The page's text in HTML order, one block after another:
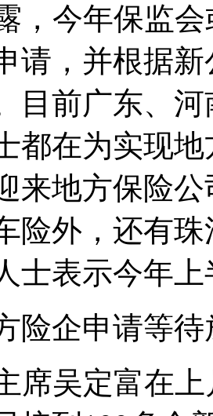
，今年保监会
请，并根据
目前广东、
都在为实现
来地方保险
险外，还有
士表示今年
险企申请等待
席吴定富在上